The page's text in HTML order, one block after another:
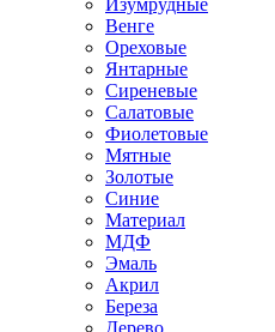
Изумрудные
Венге
Ореховые
Янтарные
Сиреневые
Салатовые
Фиолетовые
Мятные
Золотые
Синие
Материал
МДФ
Эмаль
Акрил
Береза
Дерево